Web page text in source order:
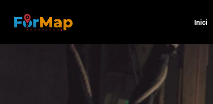
Inici